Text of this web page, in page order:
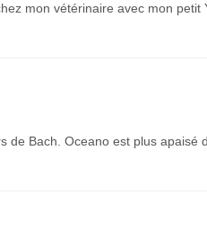
mon vétérinaire avec mon petit
Bach. Oceano est plus apaisé